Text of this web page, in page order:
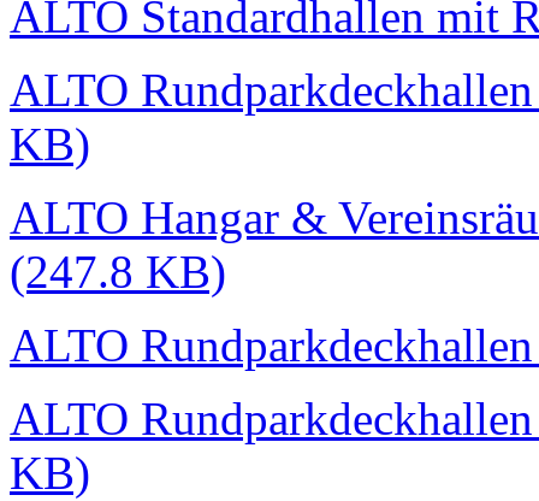
ALTO Standardhallen mit
ALTO
KB)
ALTO Hangar &
(247.8 KB)
ALTO
ALTO
KB)